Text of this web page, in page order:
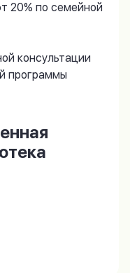
20% по семейной
консультации
программы